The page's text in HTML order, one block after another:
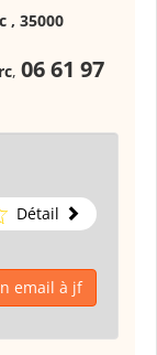
, 35000
, 06 61 97
Détail
email à jf